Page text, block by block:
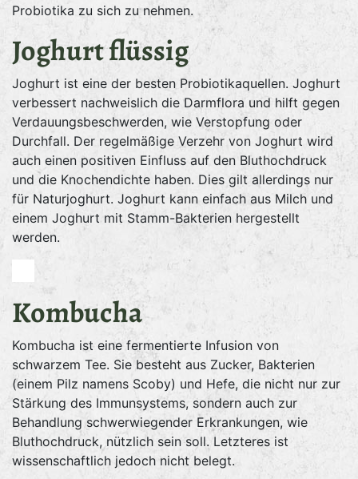
Probiotika zu sich zu nehmen.
Joghurt flüssig
Joghurt ist eine der besten Probiotikaquellen. Joghurt
verbessert nachweislich die Darmflora und hilft gegen
Verdauungsbeschwerden, wie Verstopfung oder
Durchfall. Der regelmäßige Verzehr von Joghurt wird
auch einen positiven Einfluss auf den Bluthochdruck
und die Knochendichte haben. Dies gilt allerdings nur
für Naturjoghurt. Joghurt kann einfach aus Milch und
einem Joghurt mit Stamm-Bakterien hergestellt
werden.
Kombucha
Kombucha ist eine fermentierte Infusion von
schwarzem Tee. Sie besteht aus Zucker, Bakterien
(einem Pilz namens Scoby) und Hefe, die nicht nur zur
Stärkung des Immunsystems, sondern auch zur
Behandlung schwerwiegender Erkrankungen, wie
Bluthochdruck, nützlich sein soll. Letzteres ist
wissenschaftlich jedoch nicht belegt.